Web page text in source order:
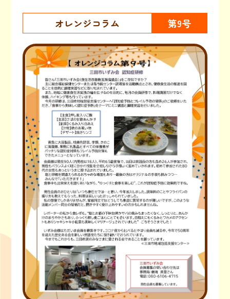
オレンジコラム 第9号